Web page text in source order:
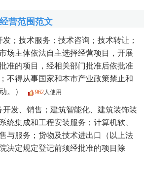
营范围范文
；技术服务；技术咨询；技术转让；
场主体依法自主选择经营项目，开展
准的项目，经相关部门批准后依批准
不得从事国家和本市产业政策禁止和
。）
962人使用
开发、销售；建筑智能化、建筑装饰装
统集成和工程安装服务；计算机软、
与服务；货物及技术进出口（以上法
决定规定登记前须经批准的项目除